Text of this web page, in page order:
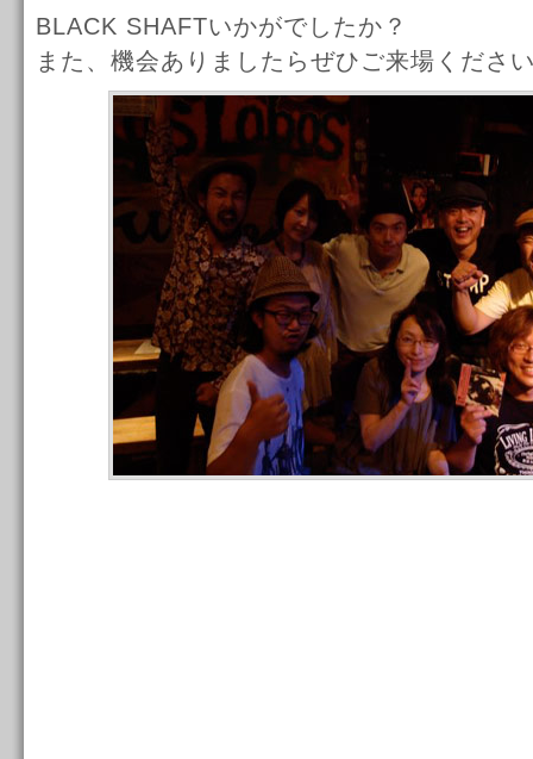
BLACK SHAFTいかがでしたか？
また、機会ありましたらぜひご来場くださ